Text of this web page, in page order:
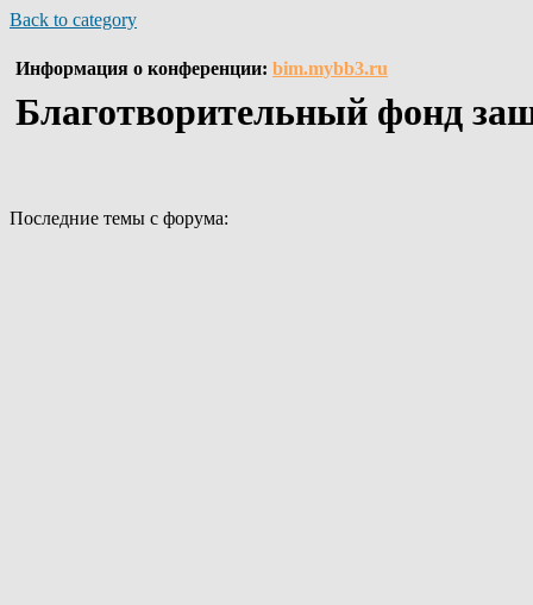
Back to category
Информация о конференции: bim.mybb3.ru
Благотворительный фонд
Последние темы с форума: